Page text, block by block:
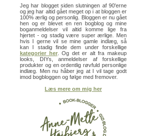
Jeg har blogget siden slutningen af 90'erne
og jeg har altid gået meget op i at bloggen er
100% ærlig og personlig. Bloggen er nu gået
hen og er blevet en ren bogblog og mine
boganmeldelser vil altid komme lige fra
hjertet - og stadig være super ærlige. Men
hvis I gerne vil se mine gamle indlæg, så
kan I stadig finde dem under forskellige
kategorier her. Og det er alt fra makeup
looks, DIYs, anmeldelser af forskellige
produkter og en ordentlig røvfuld personlige
indlæg. Men nu håber jeg at I vil tage godt
imod bogbloggen og følge med fremover.
Læs mere om mig her